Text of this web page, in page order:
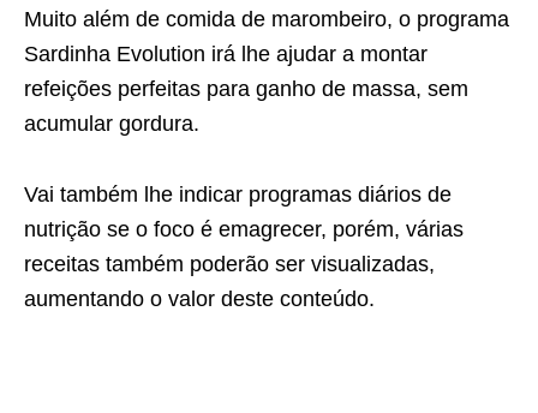
Muito além de comida de marombeiro, o programa
Sardinha Evolution irá lhe ajudar a montar
refeições perfeitas para ganho de massa, sem
acumular gordura.
Vai também lhe indicar programas diários de
nutrição se o foco é emagrecer, porém, várias
receitas também poderão ser visualizadas,
aumentando o valor deste conteúdo.